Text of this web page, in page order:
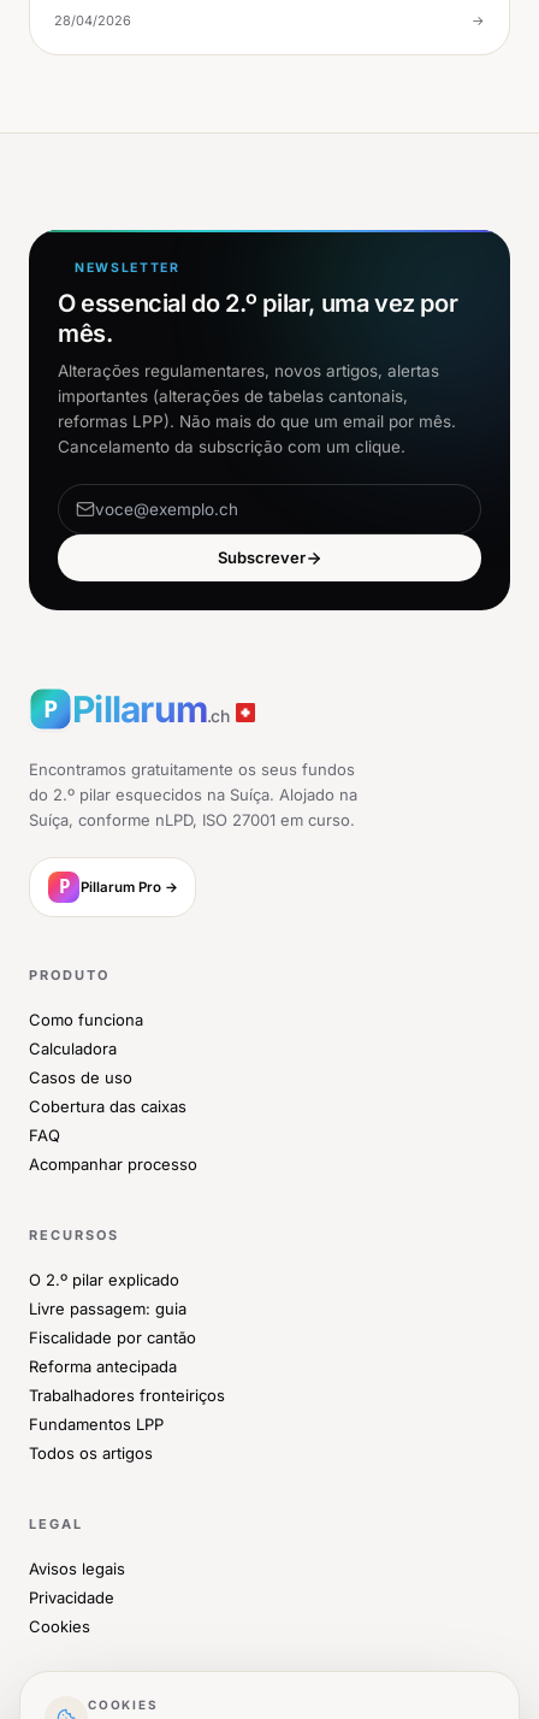
28/04/2026 →
NEWSLETTER
O essencial do 2.º pilar, uma vez por
mês.
Alterações regulamentares, novos artigos, alertas
importantes (alterações de tabelas cantonais,
reformas LPP). Não mais do que um email por mês.
Cancelamento da subscrição com um clique.
Subscrever
Pillarum.ch
Encontramos gratuitamente os seus fundos
do 2.º pilar esquecidos na Suíça. Alojado na
Suíça, conforme nLPD, ISO 27001 em curso.
Pillarum Pro →
PRODUTO
Como funciona
Calculadora
Casos de uso
Cobertura das caixas
FAQ
Acompanhar processo
RECURSOS
O 2.º pilar explicado
Livre passagem: guia
Fiscalidade por cantão
Reforma antecipada
Trabalhadores fronteiriços
Fundamentos LPP
Todos os artigos
LEGAL
Avisos legais
Privacidade
Cookies
CONTACTOCOOKIES